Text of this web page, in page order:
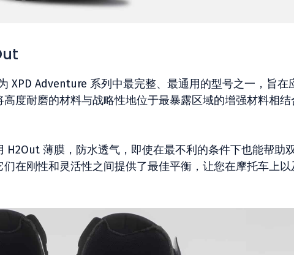
XPD Adventure 系列中最完整、最通用的型号之一，旨在
度耐磨的材料与战略性地位于最暴露区域的增强材料相结
H2Out 薄膜，防水透气，即使在最不利的条件下也能帮助
在刚性和灵活性之间提供了最佳平衡，让您在摩托车上以